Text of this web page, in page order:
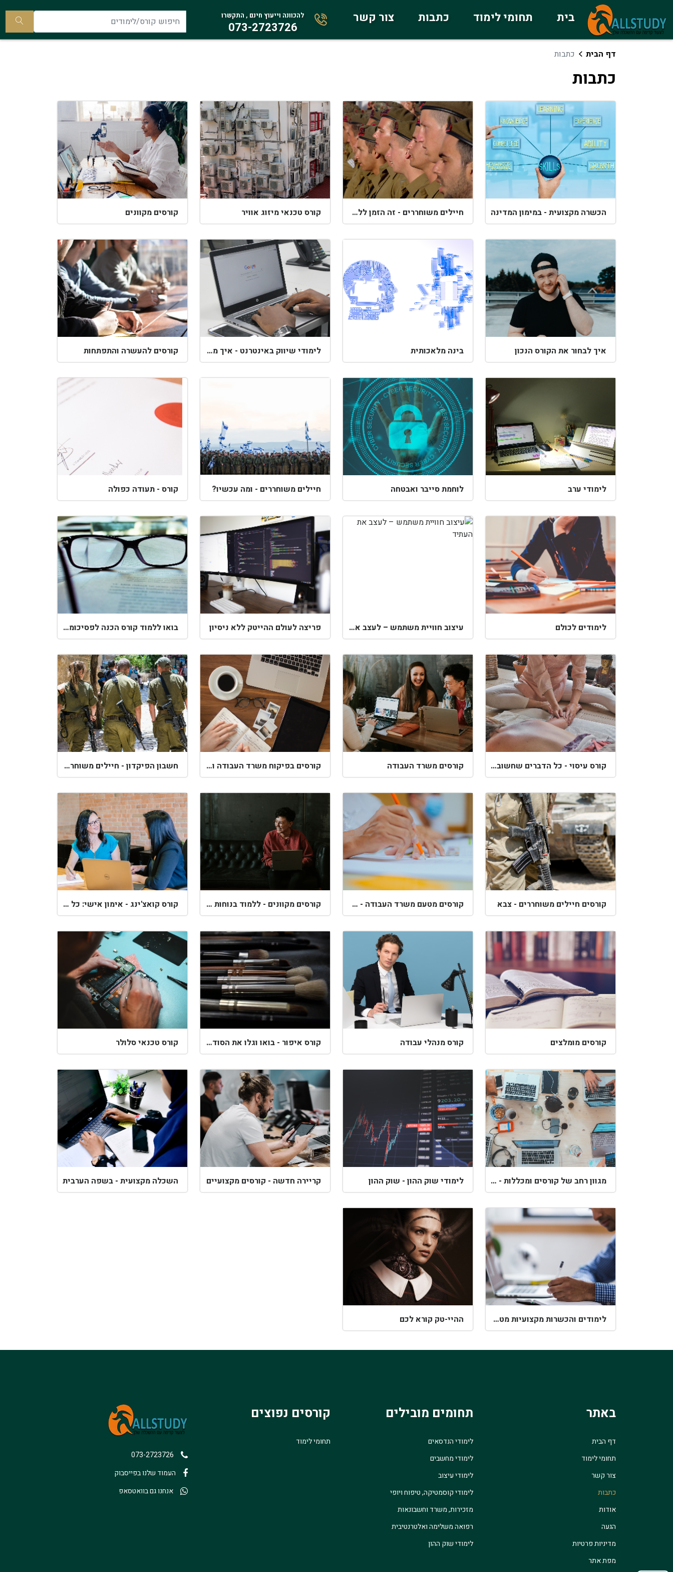
בית תחומי לימוד כתבות צור קשר להכוונה וייעוץ חינם , התקשרו
073-2723726
להתקשר
דף הבית כתבות
כתבות
הכשרה מקצועית - במימון המדינה חיילים משוחררים - זה הזמן ללמוד קורס טכנאי מיזוג אוויר קורסים מקוונים
איך לבחור את הקורס הנכון בינה מלאכותית לימודי שיווק באינטרנט - איך מתחילים? קורסים להעשרה והתפתחות
לימודי ערב לוחמת סייבר ואבטחה חיילים משוחררים - ומה עכשיו? קורס - תעודה כפולה
לימודים לכולם עיצוב חוויית משתמש – לעצב את העתיד פריצה לעולם ההייטק ללא ניסיון בואו ללמוד קורס הכנה לפסיכומטרי באזור מגוריך
קורס עיסוי - כל הדברים שחשוב לבדוק! קורסים משרד העבודה קורסים בפיקוח משרד העבודה והרווחה בישראל חשבון הפיקדון - חיילים משוחררים - צבא 2
קורסים חיילים משוחררים - צבא קורסים מטעם משרד העבודה - השתלבות תעסוקתית קורסים מקוונים - ללמוד בנוחות מהבית שלך קורס קואצ'ינג - אימון אישי: כל המידע ששווה לקרוא
קורסים מומלצים קורס מנהלי עבודה קורס איפור - בואו וגלו את הסודות קורס טכנאי סלולר
מגוון רחב של קורסים ומכללות - לימודים לכולם לימודי שוק ההון - שוק ההון קריירה חדשה - קורסים מקצועיים השכלה מקצועית - בשפה הערבית
לימודים והכשרות מקצועיות מטעם משרד העבודה ההיי-טק קורא לכם
באתר
דף הבית
תחומי לימוד
צור קשר
כתבות
אודות
הגעה
מדיניות פרטיות
מפת אתר
תחומים מובילים
לימודי הנדסאים
לימודי מחשבים
לימודי עיצוב
לימודי קוסמטיקה, טיפוח ויופי
מזכירות, משרד וחשבונאות
רפואה משלימה ואלטרנטיבית
לימודי שוק ההון
קורסים נפוצים
תחומי לימוד
073-2723726
העמוד שלנו בפייסבוק
אנחנו גם בוואטסאפ